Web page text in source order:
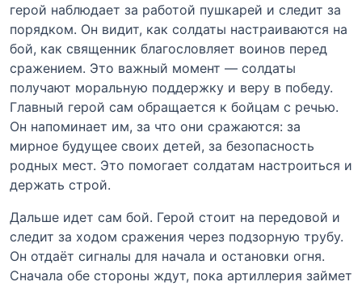
герой наблюдает за работой пушкарей и следит за
порядком. Он видит, как солдаты настраиваются на
бой, как священник благословляет воинов перед
сражением. Это важный момент — солдаты
получают моральную поддержку и веру в победу.
Главный герой сам обращается к бойцам с речью.
Он напоминает им, за что они сражаются: за
мирное будущее своих детей, за безопасность
родных мест. Это помогает солдатам настроиться и
держать строй.
Дальше идет сам бой. Герой стоит на передовой и
следит за ходом сражения через подзорную трубу.
Он отдаёт сигналы для начала и остановки огня.
Сначала обе стороны ждут, пока артиллерия займет